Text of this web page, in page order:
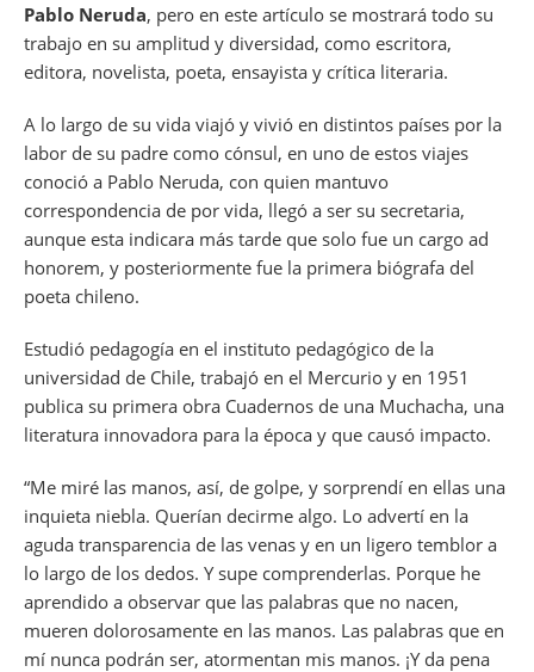
Pablo Neruda, pero en este artículo se mostrará todo su
trabajo en su amplitud y diversidad, como escritora,
editora, novelista, poeta, ensayista y crítica literaria.
A lo largo de su vida viajó y vivió en distintos países por la
labor de su padre como cónsul, en uno de estos viajes
conoció a Pablo Neruda, con quien mantuvo
correspondencia de por vida, llegó a ser su secretaria,
aunque esta indicara más tarde que solo fue un cargo ad
honorem, y posteriormente fue la primera biógrafa del
poeta chileno.
Estudió pedagogía en el instituto pedagógico de la
universidad de Chile, trabajó en el Mercurio y en 1951
publica su primera obra Cuadernos de una Muchacha, una
literatura innovadora para la época y que causó impacto.
“Me miré las manos, así, de golpe, y sorprendí en ellas una
inquieta niebla. Querían decirme algo. Lo advertí en la
aguda transparencia de las venas y en un ligero temblor a
lo largo de los dedos. Y supe comprenderlas. Porque he
aprendido a observar que las palabras que no nacen,
mueren dolorosamente en las manos. Las palabras que en
mí nunca podrán ser, atormentan mis manos. ¡Y da pena